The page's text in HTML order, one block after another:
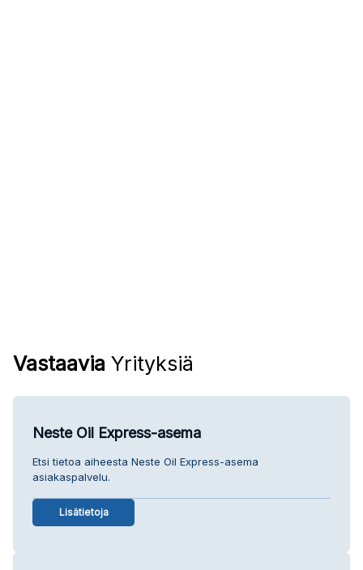
Vastaavia Yrityksiä
Neste Oil Express-asema
Etsi tietoa aiheesta Neste Oil Express-asema
asiakaspalvelu.
Lisätietoja